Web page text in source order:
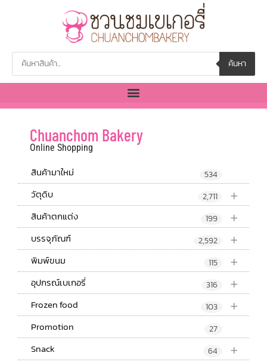
ค้นหา
Chuanchom Bakery
Online Shopping
สินค้ามาใหม่ 534
+
วัตุดิบ 2,711
+
สินค้าตกแต่ง 199
+
บรรจุภัณฑ์ 2,592
+
พิมพ์ขนม 115
+
อุปกรณ์เบเกอรี่ 316
+
Frozen food 103
Promotion 27
+
Snack 64